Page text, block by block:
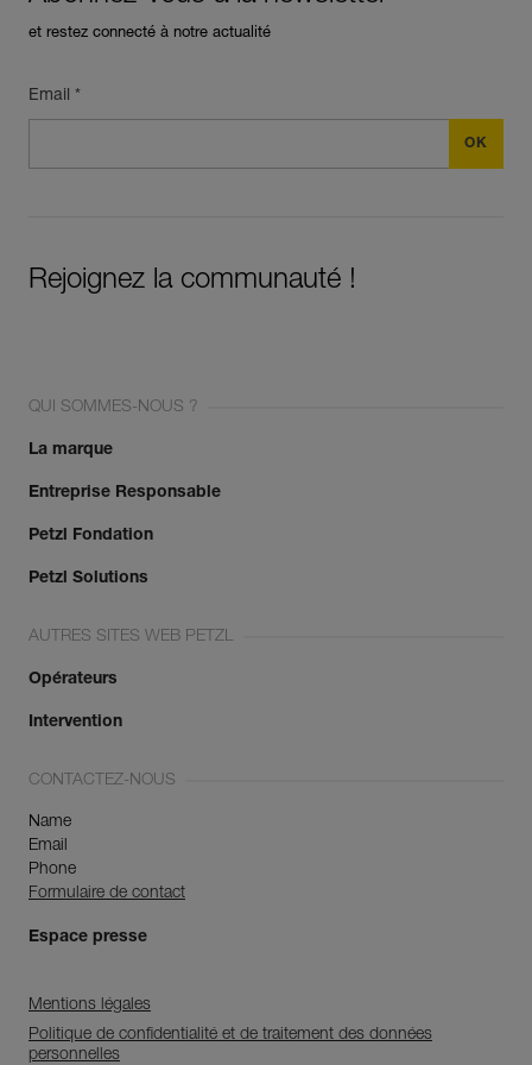
et restez connecté à notre actualité
Email *
Rejoignez la communauté !
QUI SOMMES-NOUS ?
La marque
Entreprise Responsable
Petzl Fondation
Petzl Solutions
AUTRES SITES WEB PETZL
Opérateurs
Intervention
CONTACTEZ-NOUS
Name
Email
Phone
Formulaire de contact
Espace presse
Mentions légales
Politique de confidentialité et de traitement des données
personnelles